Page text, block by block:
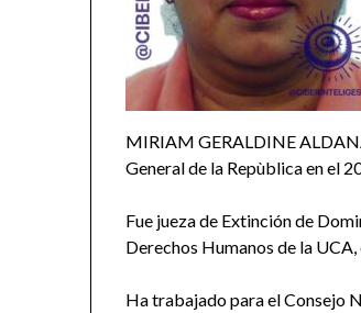
MIRIAM GERALDINE
General de la Repùblica en el
Fue jueza de Extinción de
Derechos Humanos de la
Ha trabajado para el Consejo